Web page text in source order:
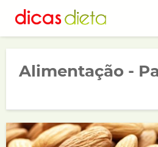
Alimentação -